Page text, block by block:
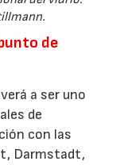
de
a ser uno
de
con las
Darmstadt,